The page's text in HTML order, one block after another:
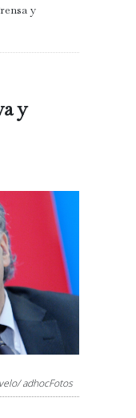
y
y
adhocFotos